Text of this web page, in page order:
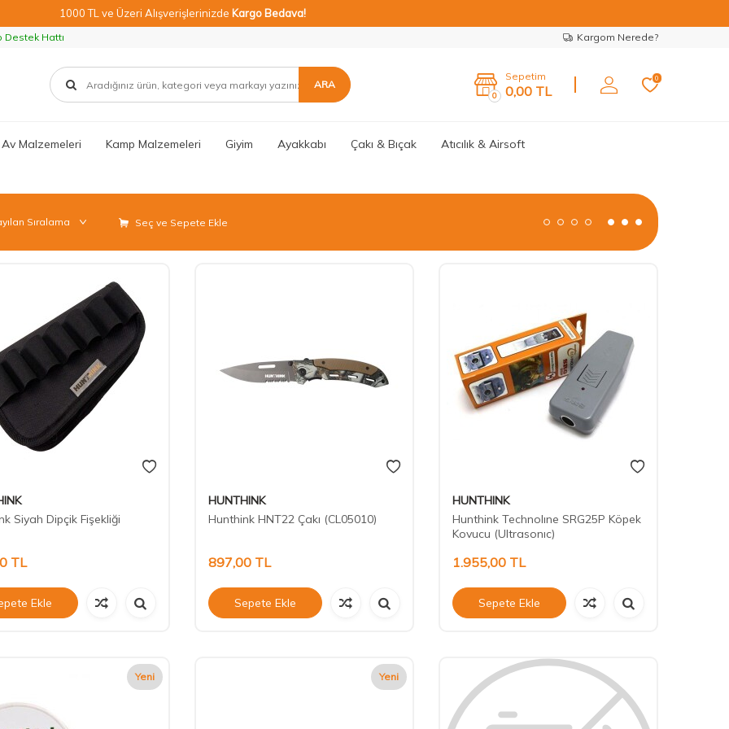
1000 TL ve Üzeri Alışverişlerinizde Kargo Bedava!
Hattı Kargom Nerede?
ARA
0
Sepetim
0,00 TL
0
Av Malzemeleri Kamp Malzemeleri Giyim Ayakkabı Çakı & Bıçak Atıcılık & Airsoft
Seç ve Sepete Ekle
Siyah Dipçik Fişekliği
TL
Ekle
HUNTHINK
Hunthink HNT22 Çakı (CL05010)
897,00TL
Sepete Ekle
HUNTHINK
Hunthink Technolıne SRG25P Köpek
Kovucu (Ultrasonıc)
1.955,00TL
Sepete Ekle
Yeni Yeni